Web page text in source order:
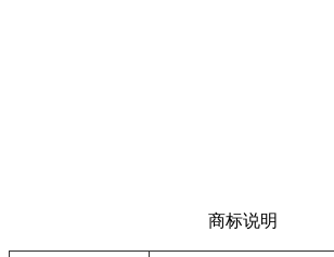
商标说明